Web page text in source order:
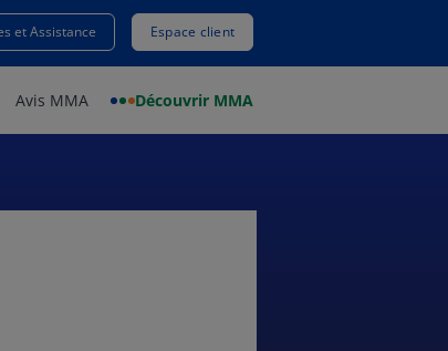
et Assistance Espace client
Avis MMA Découvrir MMA